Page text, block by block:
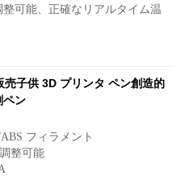
可能、正確なリアルタイム温
売子供 3D プリンタ ペン創造的
ペン
フィラメント
整可能